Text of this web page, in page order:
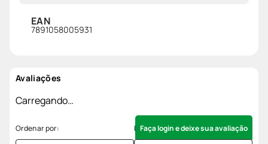
EAN
7891058005931
Avaliações
Carregando…
Faça login e deixe sua avaliação